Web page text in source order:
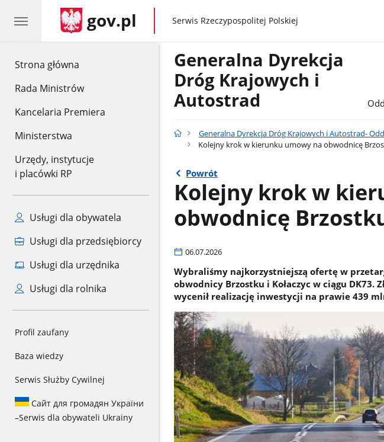
Strona główna
Rada Ministrów
Kancelaria Premiera
Ministerstwa
Urzędy, instytucje
i placówki RP
Usługi dla obywatela
Usługi dla przedsiębiorcy
Usługi dla urzędnika
Usługi dla rolnika
Profil zaufany
Baza wiedzy
Serwis Służby Cywilnej
Сайт для громадян України
–Serwis dla obywateli Ukrainy
gov.pl gov.pl
Serwis Rzeczypospolitej Polskiej
Generalna Dyrekcja
Dróg Krajowych i
Autostrad
Generalna Dyrekcja Dróg Krajowych i Autostrad-
Kolejny krok w kierunku umowy na obwodnicę
Powrót
Kolejny krok w
obwodnicę
06.07.2026
Wybraliśmy najkorzystniejszą ofertę w
obwodnicy Brzostku i Kołaczyc w ciągu DK73.
wycenił realizację inwestycji na prawie 439